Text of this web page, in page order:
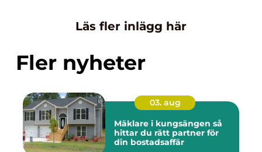
Läs fler inlägg här
Fler nyheter
03. aug
Mäklare i kungsängen så
hittar du rätt partner för
din bostadsaffär